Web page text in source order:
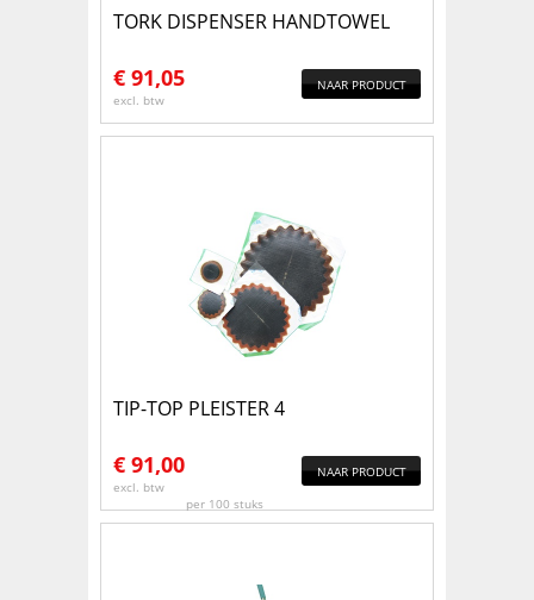
TORK DISPENSER HANDTOWEL
€ 91,05
excl. btw
NAAR PRODUCT
TIP-TOP PLEISTER 4
€ 91,00
excl. btw
per 100 stuks
NAAR PRODUCT